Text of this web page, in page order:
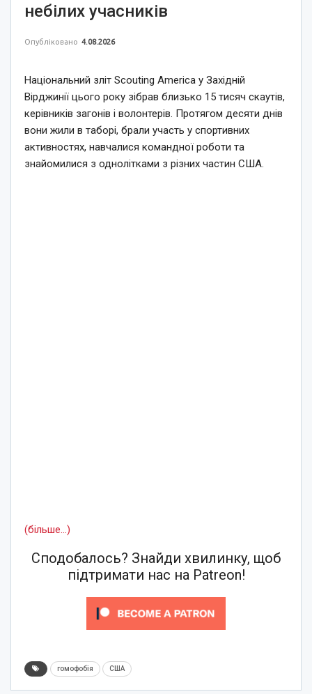
небілих учасників
Опубліковано 4.08.2026
Національний зліт Scouting America у Західній
Вірджинії цього року зібрав близько 15 тисяч скаутів,
керівників загонів і волонтерів. Протягом десяти днів
вони жили в таборі, брали участь у спортивних
активностях, навчалися командної роботи та
знайомилися з однолітками з різних частин США.
(більше…)
Сподобалось? Знайди хвилинку, щоб
підтримати нас на Patreon!
гомофобія США